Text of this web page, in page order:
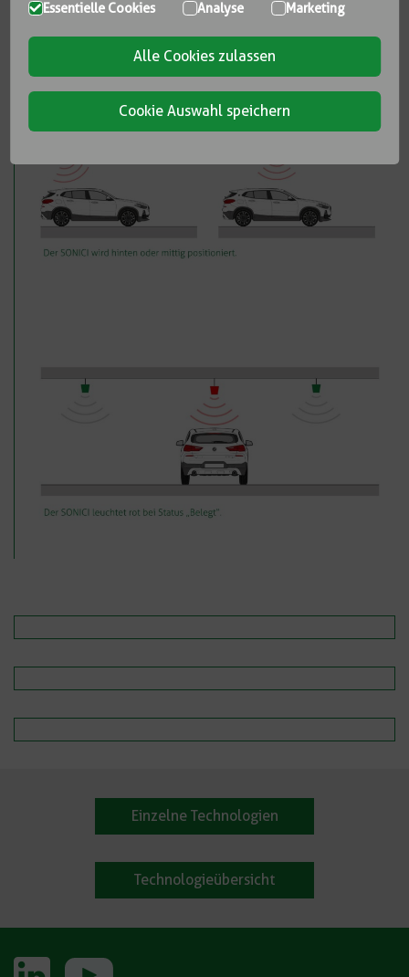
Sensor- und Statusanzeige in einem Gehäuse
ModBus-Kommunikation
99 % Detektionsgenauigkeit
Einzelne Technologien
Technologieübersicht
Essentielle Cookies Analyse Marketing
Alle Cookies zulassen
Cookie Auswahl speichern